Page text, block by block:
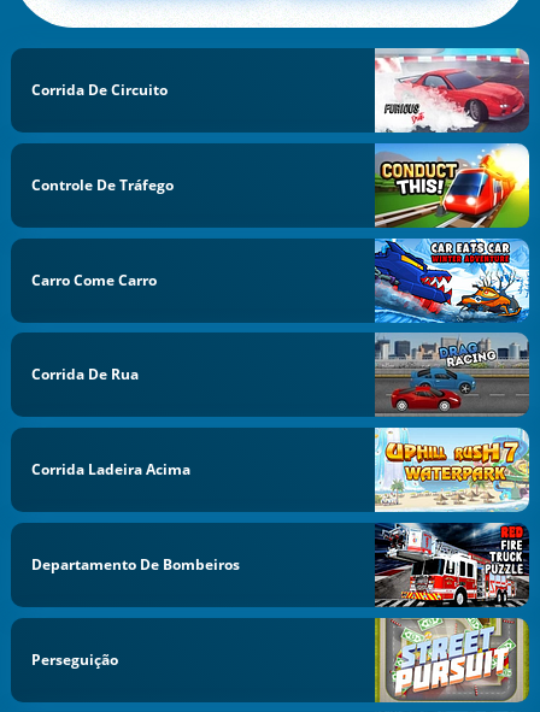
Corrida De Circuito
Controle De Tráfego
Carro Come Carro
Corrida De Rua
Corrida Ladeira Acima
Departamento De Bombeiros
Perseguição